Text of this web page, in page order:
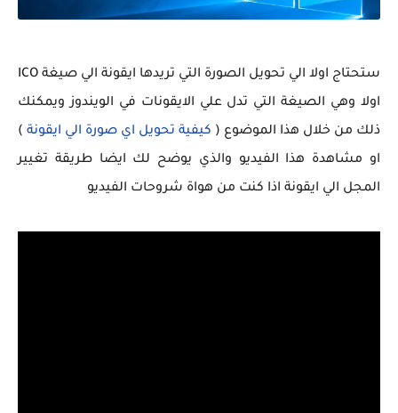
ستحتاج اولا الي تحويل الصورة التي تريدها ايقونة الي صيغة ICO
اولا وهي الصيغة التي تدل علي الايقونات في الويندوز ويمكنك
ذلك من خلال هذا الموضوع ( كيفية تحويل اي صورة الي ايقونة )
او مشاهدة هذا الفيديو والذي يوضح لك ايضا طريقة تغيير
المجل الي ايقونة اذا كنت من هواة شروحات الفيديو